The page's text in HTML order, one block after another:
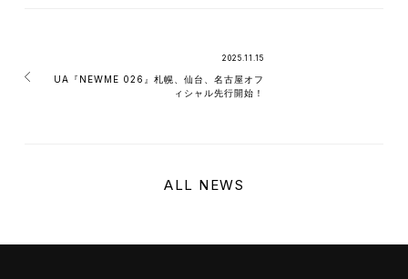
2025.11.15
UA『NEWME 026』札幌、仙台、名古屋オフ
ィシャル先行開始！
ALL NEWS